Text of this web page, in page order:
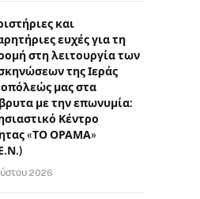
και
ευχές για τη
στη λειτουργία των
της Ιεράς
μας στα
με την επωνυμία:
Κέντρο
«ΤΟ ΟΡΑΜΑ»
2026